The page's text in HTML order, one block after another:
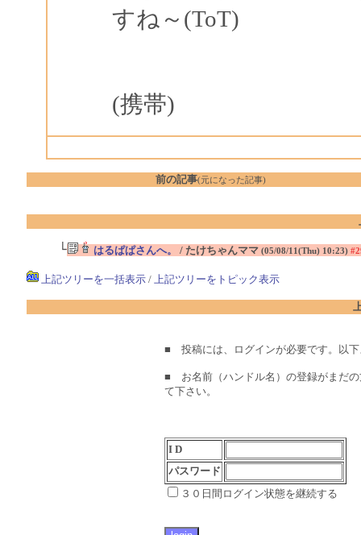
すね～(ToT)
(携帯)
前の記事(元になった記事)
└ はるぱぱさんへ。 / たけちゃんママ (05/08/11(Thu) 10:23)
上記ツリーを一括表示/ 上記ツリーをトピック表示
■ 投稿には、ログインが必要です。以
■ お名前（ハンドル名）の登録がまだの
て下さい。
I D
パスワード
３０日間ログイン状態を継続する